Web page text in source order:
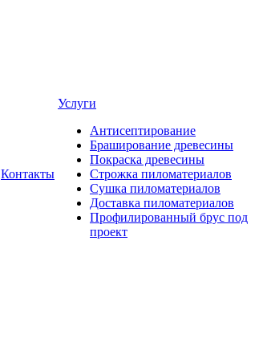
Контакты
Услуги
Антисептирование
Браширование древесины
Покраска древесины
Строжка пиломатериалов
Сушка пиломатериалов
Доставка пиломатериалов
Профилированный брус под
проект